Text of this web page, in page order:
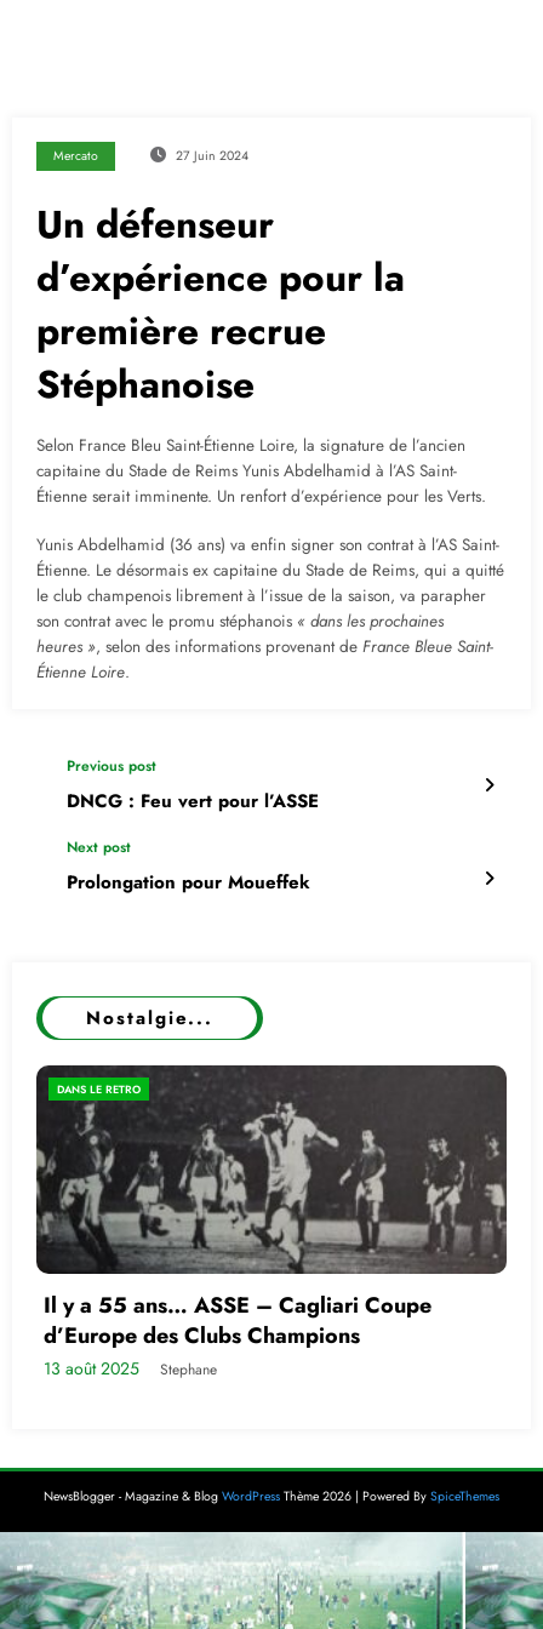
Mercato 27 Juin 2024
Un défenseur
d’expérience pour la
première recrue
Stéphanoise
Selon France Bleu Saint-Étienne Loire, la signature de l’ancien
capitaine du Stade de Reims Yunis Abdelhamid à l’AS Saint-
Étienne serait imminente. Un renfort d’expérience pour les Verts.
Yunis Abdelhamid (36 ans) va enfin signer son contrat à l’AS Saint-
Étienne. Le désormais ex capitaine du Stade de Reims, qui a quitté
le club champenois librement à l’issue de la saison, va parapher
son contrat avec le promu stéphanois « dans les prochaines
heures », selon des informations provenant de France Bleue Saint-
Étienne Loire.
Previous post
DNCG : Feu vert pour l’ASSE
Next post
Prolongation pour Moueffek
Nostalgie...
DANS LE RETRO
Il y a 55 ans… ASSE – Cagliari Coupe
d’Europe des Clubs Champions
13 août 2025 Stephane
NewsBlogger - Magazine & Blog WordPress Thème 2026 | Powered By SpiceThemes